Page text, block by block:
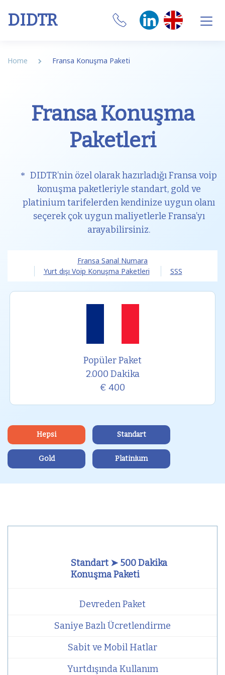
DIDTR
Features
Our Softphone
SIM
Internet
Home Fransa Konuşma Paketi
Fransa Konuşma
Paketleri
DIDTR’nin özel olarak hazırladığı Fransa voip
konuşma paketleriyle standart, gold ve
platinium tarifelerden kendinize uygun olanı
seçerek çok uygun maliyetlerle Fransa’yı
arayabilirsiniz.
Fransa Sanal Numara
Yurt dışı Voip Konuşma Paketleri
SSS
Popüler Paket
2.000 Dakika
€ 400
Hepsi Standart
Gold Platinium
Standart ➤ 500 Dakika
Konuşma Paketi
Devreden Paket
Saniye Bazlı Ücretlendirme
Sabit ve Mobil Hatlar
Yurtdışında Kullanım